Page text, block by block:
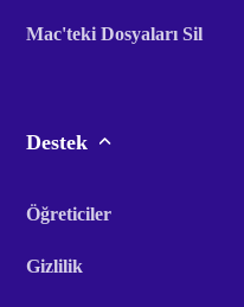
Mac'teki Dosyaları Sil
Destek
Öğreticiler
Gizlilik